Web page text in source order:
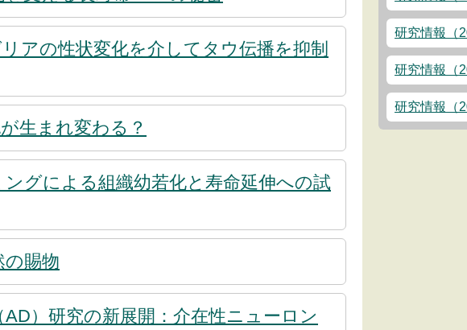
アの性状変化を介してタウ伝播を抑制
生まれ変わる？
グによる組織幼若化と寿命延伸への試
の賜物
）研究の新展開：介在性ニューロン
研究情報（
研究情報（
研究情報（